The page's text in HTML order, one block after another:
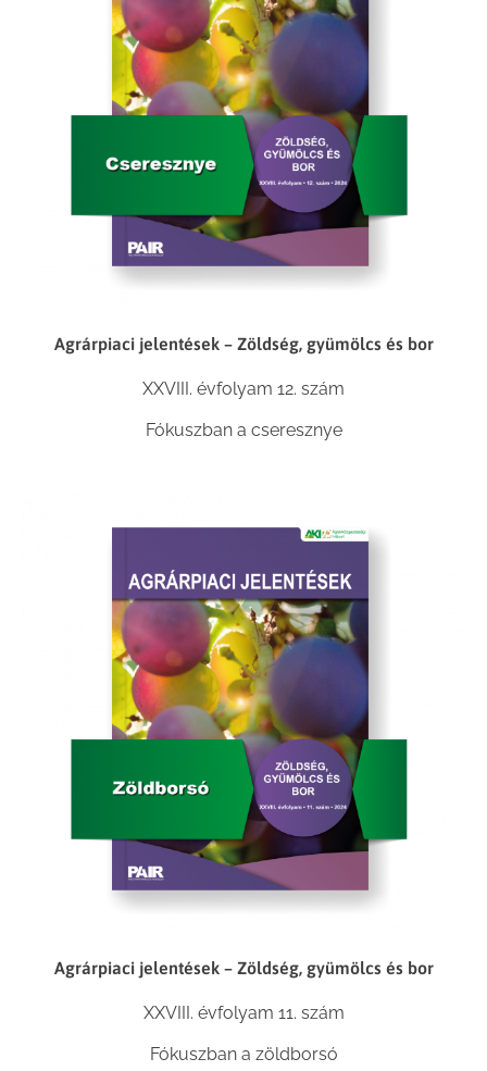
Agrárpiaci jelentések – Zöldség, gyümölcs és bor
XXVIII. évfolyam 12. szám
Fókuszban a cseresznye
Agrárpiaci jelentések – Zöldség, gyümölcs és bor
XXVIII. évfolyam 11. szám
Fókuszban a zöldborsó